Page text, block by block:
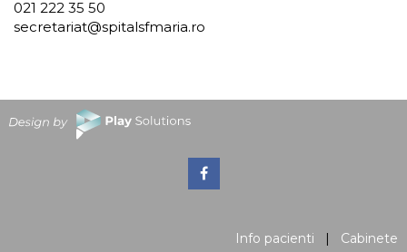
021 222 35 50
secretariat@spitalsfmaria.ro
Info pacienti | Cabinete